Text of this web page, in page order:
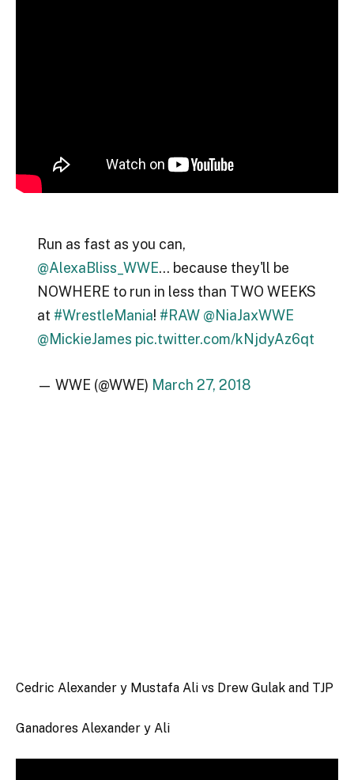
Run as fast as you can,
@AlexaBliss_WWE… because they'll be
NOWHERE to run in less than TWO WEEKS
at #WrestleMania! #RAW @NiaJaxWWE
@MickieJames pic.twitter.com/kNjdyAz6qt
— WWE (@WWE) March 27, 2018
Cedric Alexander y Mustafa Ali vs Drew Gulak and TJP
Ganadores Alexander y Ali